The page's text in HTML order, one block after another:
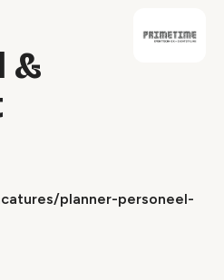
&
planner-personeel-